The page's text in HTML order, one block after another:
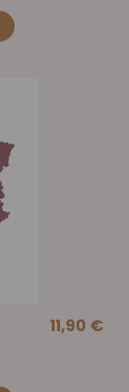
11,90 €